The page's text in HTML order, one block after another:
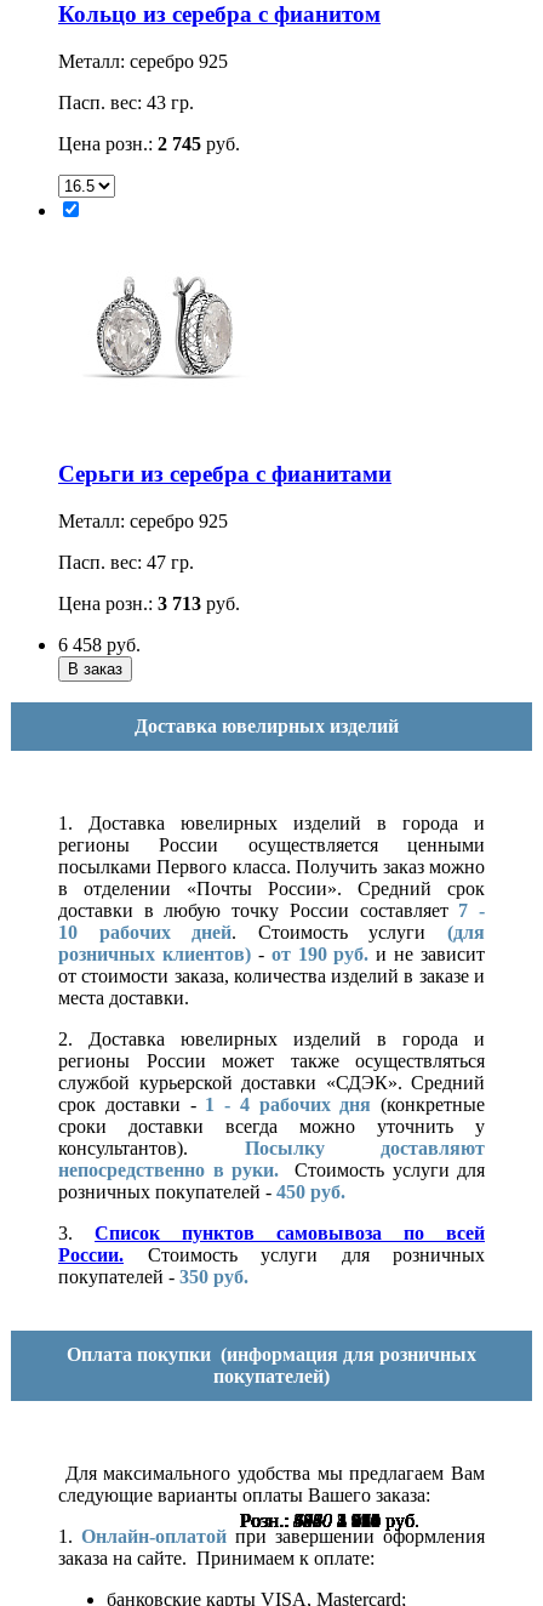
Розн.:6110 4 583руб.
Розн.: 5730 1 891 руб.
Розн.: 5440 4 080 руб.
Розн.: 5830 1 924 руб.
Розн.: 5830 1 924 руб.
Розн.: 7680 5 760 руб.
Розн.: 3960 2 970 руб.
Розн.: 3960 2 970 руб.
Розн.: 4820 3 615 руб.
Розн.: 3960 2 970 руб.
Розн.: 4280 3 210 руб.
Розн.: 4560 3 420 руб.
Кольцо из серебра с фианитом
Металл: серебро 925
Пасп. вес: 43 гр.
Цена розн.: 2 745 руб.
Серьги из серебра с фианитами
Металл: серебро 925
Пасп. вес: 47 гр.
Цена розн.: 3 713 руб.
6 458 руб.
Доставка ювелирных изделий
1. Доставка ювелирных изделий в города и
регионы России осуществляется ценными
посылками Первого класса. Получить заказ можно
в отделении «Почты России». Средний срок
доставки в любую точку России составляет 7 -
10 рабочих дней. Стоимость услуги(для
розничных клиентов)- от 190 руб. и не зависит
от стоимости заказа, количества изделий в заказе и
места доставки.
2. Доставка ювелирных изделий в города и
регионы России может также осуществляться
службой курьерской доставки «СДЭК». Средний
срок доставки - 1 - 4 рабочих дня (конкретные
сроки доставки всегда можно уточнить у
консультантов). Посылку доставляют
непосредственно в руки.
Стоимость услуги для
розничных покупателей - 450 руб.
3. Список пунктов самовывоза по всей
России.
Стоимость услуги для розничных
покупателей - 350 руб.
Оплата покупки (информация для розничных
покупателей)
Для максимального удобства мы предлагаем Вам
следующие варианты оплаты Вашего заказа:
1. Онлайн-оплатой при завершении оформления
заказа на сайте. Принимаем к оплате:
банковские карты VISA, Mastercard;
Розн.: 4950 3 713 руб.